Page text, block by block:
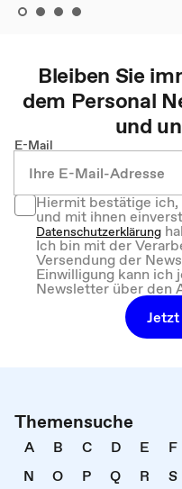
Bleiben Sie
dem Personal
und
E-Mail
Hiermit bestätige
und mit ihnen
Datenschutzerklärung
Ich bin mit der
Versendung der
Einwilligung kann ich
Newsletter über den
Themensuche
A B C D E F
N
O P Q R S